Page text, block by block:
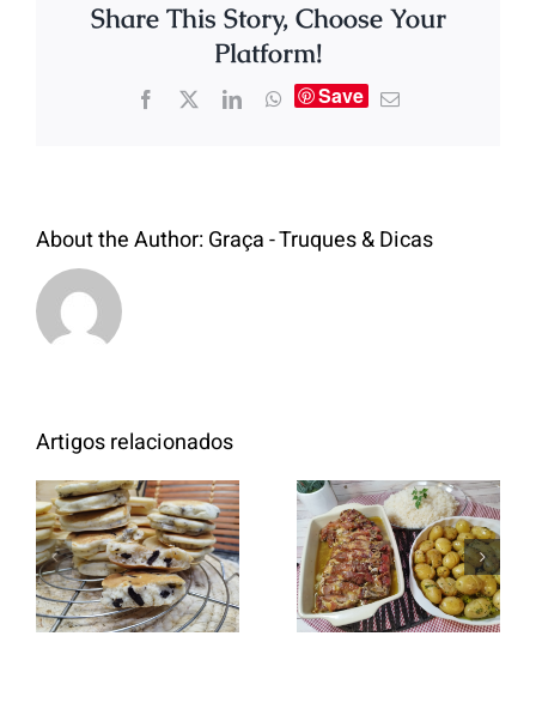
Share This Story, Choose Your
Platform!
Save
About the Author:Graça - Truques & Dicas
Artigos relacionados
Panquecas
com Oreo
Entrecosto
italiano c/
batata a
murro e